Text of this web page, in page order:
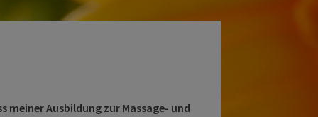
meiner Ausbildung zur Massage- und